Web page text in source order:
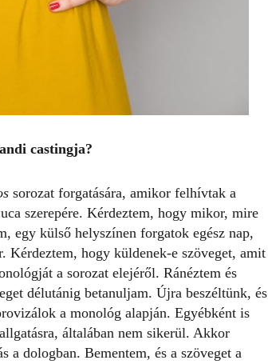
castingja?
sorozat forgatására, amikor felhívtak a
szerepére. Kérdeztem, hogy mikor, mire
egy külső helyszínen forgatok egész nap,
Kérdeztem, hogy küldenek-e szöveget, amit
a sorozat elejéről. Ránéztem és
délutánig betanuljam. Újra beszéltünk, és
a monológ alapján. Egyébként is
általában nem sikerül. Akkor
a dologban. Bementem, és a szöveget a